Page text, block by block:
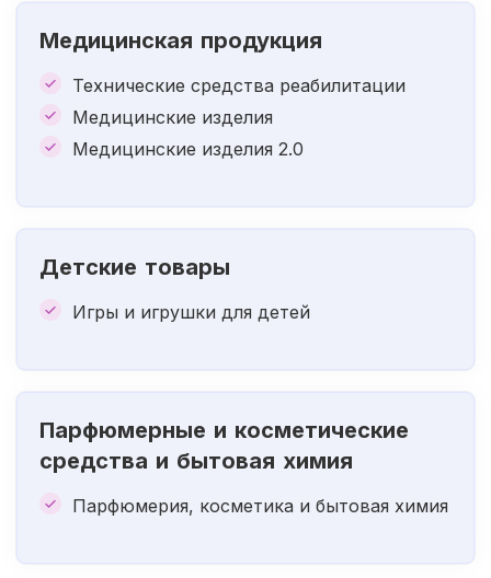
Медицинская продукция
Технические средства реабилитации
Медицинские изделия
Медицинские изделия 2.0
Детские товары
Игры и игрушки для детей
Парфюмерные и косметические
средства и бытовая химия
Парфюмерия, косметика и бытовая химия